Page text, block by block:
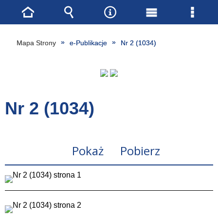
Mapa Strony e-Publikacje Nr 2 (1034)
Nr 2 (1034)
Pokaż Pobierz
Strona
główna
Wyszukiwarka
NarzędziaMenu
główne
Menu